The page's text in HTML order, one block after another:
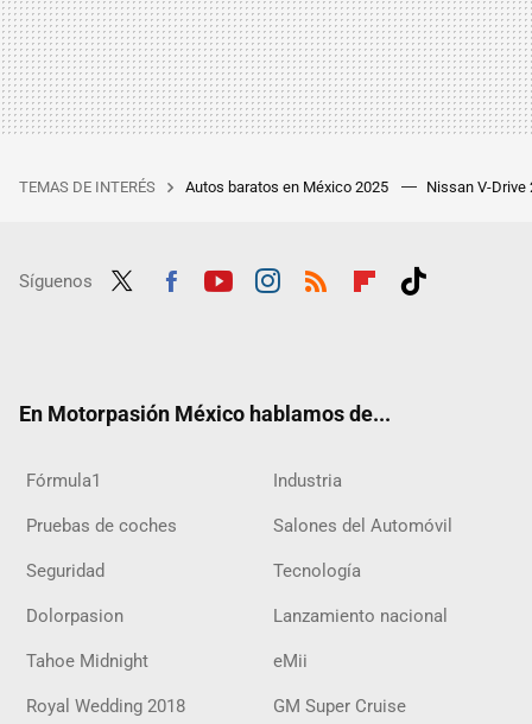
TEMAS DE INTERÉS Autos baratos en México 2025 Nissan V-Drive
Síguenos
En Motorpasión México hablamos de...
Fórmula1 Industria
Pruebas de coches Salones del Automóvil
Seguridad Tecnología
Dolorpasion Lanzamiento nacional
Tahoe Midnight eMii
Royal Wedding 2018 GM Super Cruise